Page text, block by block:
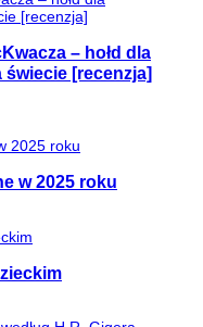
– hołd dla
świecie [recenzja]
w 2025 roku